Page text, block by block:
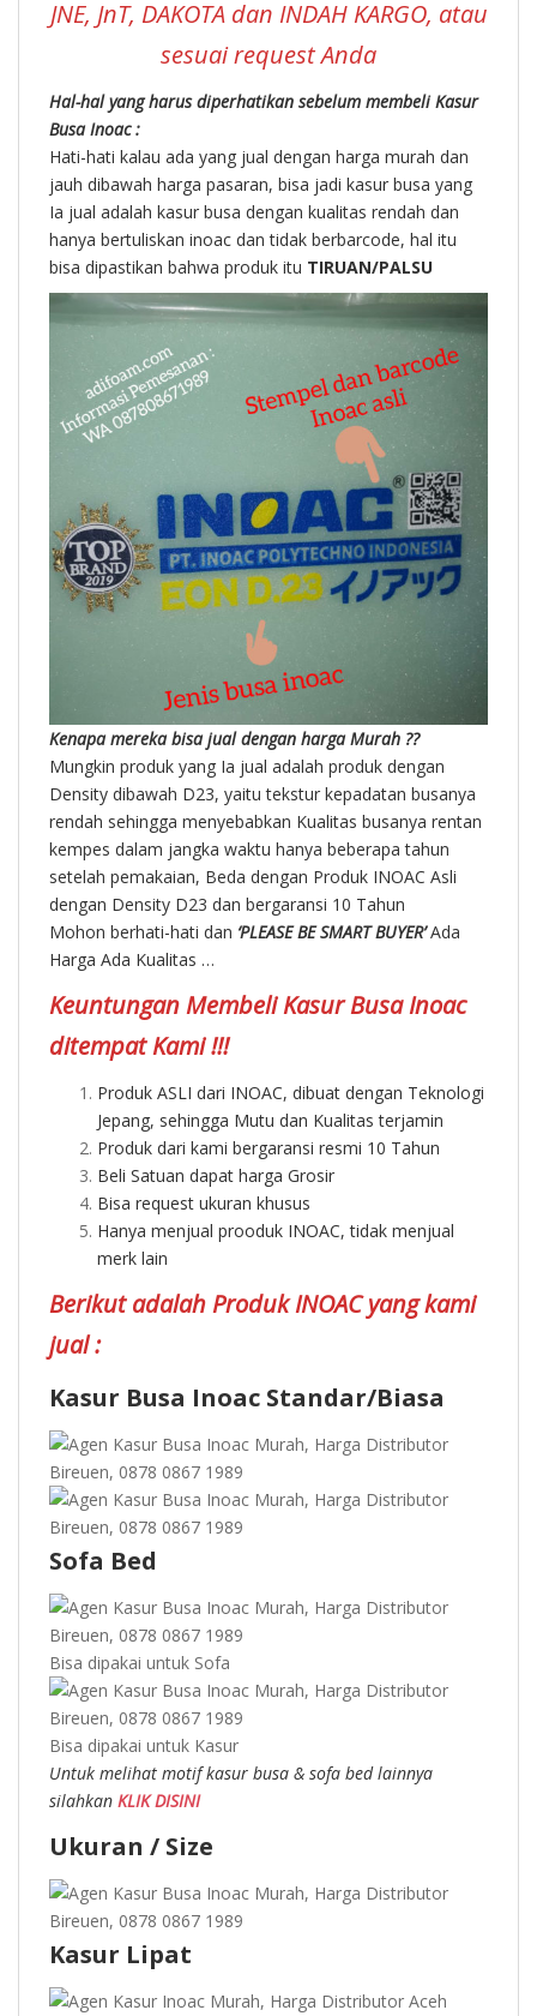
JNE, JnT, DAKOTA dan INDAH KARGO, atau
sesuai request Anda
Hal-hal yang harus diperhatikan sebelum membeli Kasur
Busa Inoac :
Hati-hati kalau ada yang jual dengan harga murah dan
jauh dibawah harga pasaran, bisa jadi kasur busa yang
Ia jual adalah kasur busa dengan kualitas rendah dan
hanya bertuliskan inoac dan tidak berbarcode, hal itu
bisa dipastikan bahwa produk itu TIRUAN/PALSU
Kenapa mereka bisa jual dengan harga Murah ??
Mungkin produk yang Ia jual adalah produk dengan
Density dibawah D23, yaitu tekstur kepadatan busanya
rendah sehingga menyebabkan Kualitas busanya rentan
kempes dalam jangka waktu hanya beberapa tahun
setelah pemakaian, Beda dengan Produk INOAC Asli
dengan Density D23 dan bergaransi 10 Tahun
Mohon berhati-hati dan ‘PLEASE BE SMART BUYER’Ada
Harga Ada Kualitas …
Keuntungan Membeli Kasur Busa Inoac
ditempat Kami !!!
Produk ASLI dari INOAC, dibuat dengan Teknologi
Jepang, sehingga Mutu dan Kualitas terjamin
Produk dari kami bergaransi resmi 10 Tahun
Beli Satuan dapat harga Grosir
Bisa request ukuran khusus
Hanya menjual prooduk INOAC, tidak menjual
merk lain
Berikut adalah Produk INOAC yang kami
jual :
Kasur Busa Inoac Standar/Biasa
Sofa Bed
Bisa dipakai untuk Sofa
Bisa dipakai untuk Kasur
Untuk melihat motif kasur busa & sofa bed lainnya
silahkan KLIK DISINI
Ukuran / Size
Kasur Lipat